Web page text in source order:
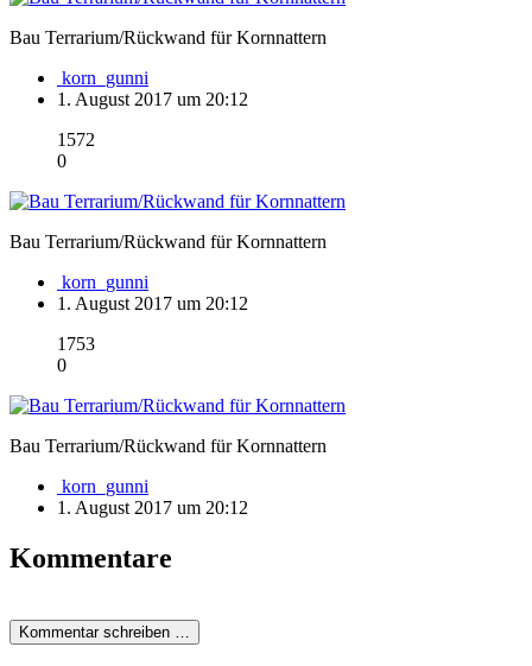
Bau Terrarium/Rückwand für Kornnattern
korn_gunni
1. August 2017 um 20:12
1572
0
Bau Terrarium/Rückwand für Kornnattern
korn_gunni
1. August 2017 um 20:12
1753
0
Bau Terrarium/Rückwand für Kornnattern
korn_gunni
1. August 2017 um 20:12
Kommentare
Kommentar schreiben …